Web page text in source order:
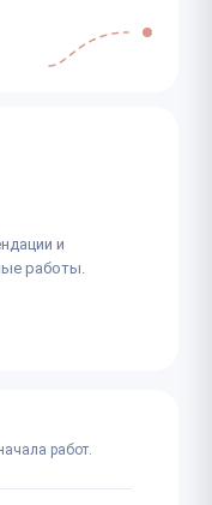
и
работы.
работ.